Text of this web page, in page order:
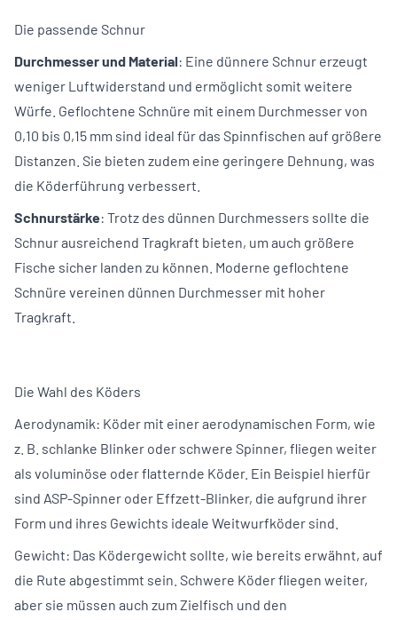
Die passende Schnur
Durchmesser und Material: Eine dünnere Schnur erzeugt
weniger Luftwiderstand und ermöglicht somit weitere
Würfe. Geflochtene Schnüre mit einem Durchmesser von
0,10 bis 0,15 mm sind ideal für das Spinnfischen auf größere
Distanzen. Sie bieten zudem eine geringere Dehnung, was
die Köderführung verbessert.
Schnurstärke: Trotz des dünnen Durchmessers sollte die
Schnur ausreichend Tragkraft bieten, um auch größere
Fische sicher landen zu können. Moderne geflochtene
Schnüre vereinen dünnen Durchmesser mit hoher
Tragkraft.
Die Wahl des Köders
Aerodynamik: Köder mit einer aerodynamischen Form, wie
z. B. schlanke Blinker oder schwere Spinner, fliegen weiter
als voluminöse oder flatternde Köder. Ein Beispiel hierfür
sind ASP-Spinner oder Effzett-Blinker, die aufgrund ihrer
Form und ihres Gewichts ideale Weitwurfköder sind.
Gewicht: Das Ködergewicht sollte, wie bereits erwähnt, auf
die Rute abgestimmt sein. Schwere Köder fliegen weiter,
aber sie müssen auch zum Zielfisch und den